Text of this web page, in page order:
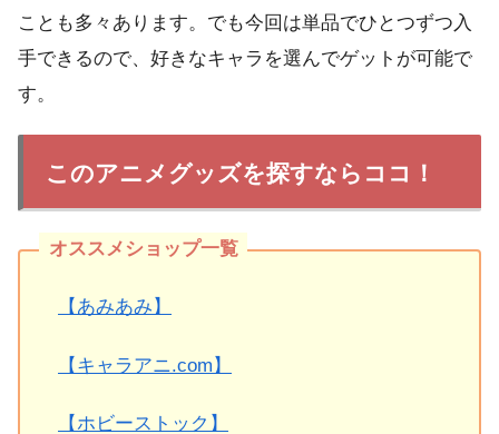
ことも多々あります。でも今回は単品でひとつずつ入
手できるので、好きなキャラを選んでゲットが可能で
す。
このアニメグッズを探すならココ！
【あみあみ】
【キャラアニ.com】
【ホビーストック】